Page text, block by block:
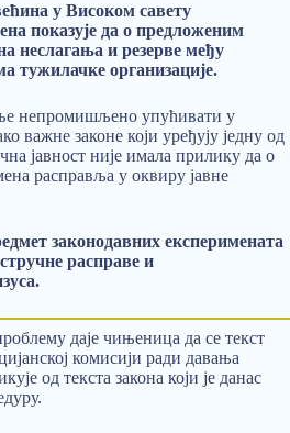
у Високом савету
показује да о предложеним
неслагања и резерве међу
тужилачке организације.
непромишљено упућивати у
важне законе који уређују једну од
јавност није имала прилику да о
расправља у оквиру јавне
законодавних експеримената
расправе и
даје чињеница да се текст
комисији ради давања
од текста закона који је данас